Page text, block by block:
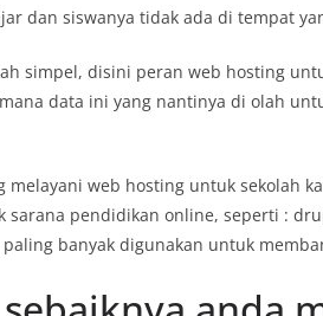
dan siswanya tidak ada di tempat
simpel, disini peran web hosting
data ini yang nantinya di olah
melayani web hosting untuk sekolah
sarana pendidikan online, seperti :
banyak digunakan untuk